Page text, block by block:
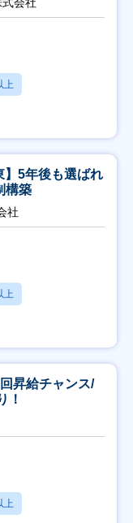
上
】5年後も選ばれ
構築
社
上
昇給チャンス/
！
上